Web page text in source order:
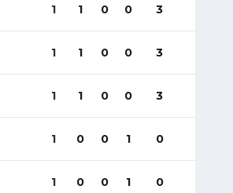
1 1 0 0 3
1 1 0 0 3
1 1 0 0 3
1 0 0 1 0
1 0 0 1 0